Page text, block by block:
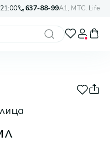
637-88-99A1, МТС, Life